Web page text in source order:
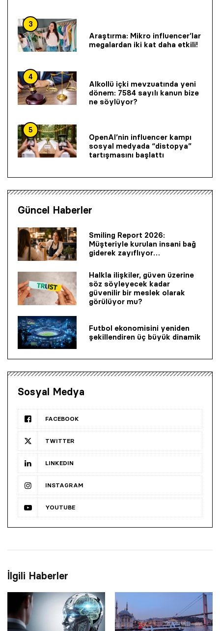
3
Araştırma: Mikro influencer’lar
megalardan iki kat daha etkili!
4
Alkollü içki mevzuatında yeni
dönem: 7584 sayılı kanun bize
ne söylüyor?
5
OpenAI’nin influencer kampı
sosyal medyada “distopya”
tartışmasını başlattı
Güncel Haberler
Smiling Report 2026:
Müşteriyle kurulan insani bağ
giderek zayıflıyor…
Halkla ilişkiler, güven üzerine
söz söyleyecek kadar
güvenilir bir mes­lek olarak
görülüyor mu?
Futbol ekonomisini yeniden
şekillendiren üç büyük dinamik
Sosyal Medya
FACEBOOK
TWITTER
LINKEDIN
INSTAGRAM
YOUTUBE
İlgili Haberler